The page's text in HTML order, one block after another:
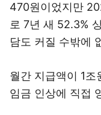
470원이었지만
로 7년 새 52.3%
담도 커질 수밖에
월간 지급액이 1조
임금 인상에 직접